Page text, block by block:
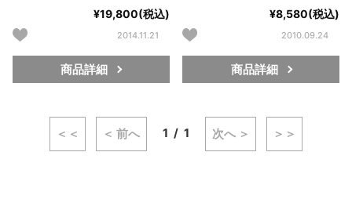
¥19,800(税込)
2014.11.21
商品詳細
¥8,580(税込)
2010.09.24
商品詳細
＜＜ ＜ 前へ 1 1 次へ ＞ ＞＞